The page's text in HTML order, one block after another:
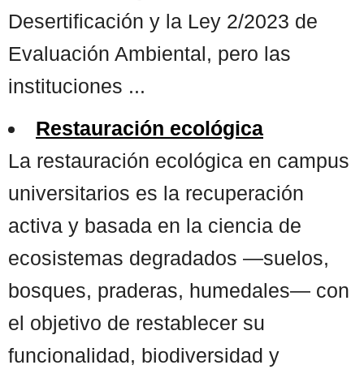
Desertificación y la Ley 2/2023 de
Evaluación Ambiental, pero las
instituciones ...
Restauración ecológica
La restauración ecológica en campus
universitarios es la recuperación
activa y basada en la ciencia de
ecosistemas degradados —suelos,
bosques, praderas, humedales— con
el objetivo de restablecer su
funcionalidad, biodiversidad y